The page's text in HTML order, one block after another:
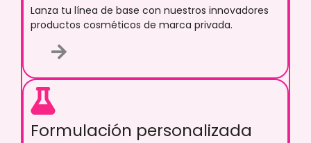
Lanza tu línea de base con nuestros innovadores
productos cosméticos de marca privada.
Formulación personalizada